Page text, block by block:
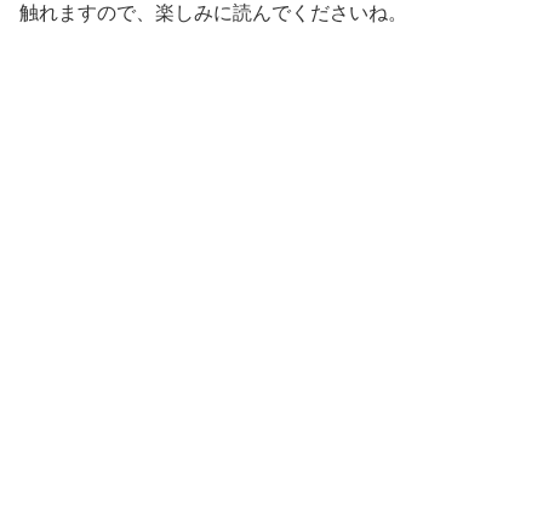
触れますので、楽しみに読んでくださいね。